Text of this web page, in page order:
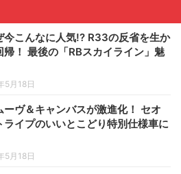
今こんなに人気!? R33の反省を生か
帰！ 最後の「RBスカイライン」魅
5月18日
ーヴ＆キャンバスが激進化！ セオ
ライプのいいとこどり特別仕様車に
5月18日